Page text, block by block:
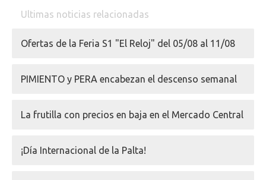
Ultimas noticias relacionadas
Ofertas de la Feria S1 "El Reloj" del 05/08 al 11/08
PIMIENTO y PERA encabezan el descenso semanal
La frutilla con precios en baja en el Mercado Central
¡Día Internacional de la Palta!